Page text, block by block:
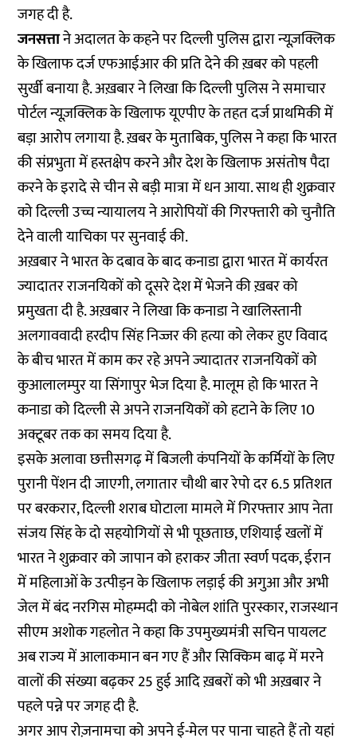
जगह दी है.
जनसत्ताने अदालत के कहने पर दिल्ली पुलिस द्वारा न्यूज़क्लिक
के खिलाफ दर्ज एफआईआर की प्रति देने की ख़बर को पहली
सुर्खी बनाया है. अख़बार ने लिखा कि दिल्ली पुलिस ने समाचार
पोर्टल न्यूज़क्लिक के खिलाफ यूएपीए के तहत दर्ज प्राथमिकी में
बड़ा आरोप लगाया है. ख़बर के मुताबिक, पुलिस ने कहा कि भारत
की संप्रभुता में हस्तक्षेप करने और देश के खिलाफ असंतोष पैदा
करने के इरादे से चीन से बड़ी मात्रा में धन आया. साथ ही शुक्रवार
को दिल्ली उच्च न्यायालय ने आरोपियों की गिरफ्तारी को चुनौति
देने वाली याचिका पर सुनवाई की.
अख़बार ने भारत के दबाव के बाद कनाडा द्वारा भारत में कार्यरत
ज्यादातर राजनयिकों को दूसरे देश में भेजने की ख़बर को
प्रमुखता दी है. अख़बार ने लिखा कि कनाडा ने खालिस्तानी
अलगाववादी हरदीप सिंह निज्जर की हत्या को लेकर हुए विवाद
के बीच भारत में काम कर रहे अपने ज्यादातर राजनयिकों को
कुआलालम्पुर या सिंगापुर भेज दिया है. मालूम हो कि भारत ने
कनाडा को दिल्ली से अपने राजनयिकों को हटाने के लिए 10
अक्टूबर तक का समय दिया है.
इसके अलावा छत्तीसगढ़ में बिजली कंपनियों के कर्मियों के लिए
पुरानी पेंशन दी जाएगी, लगातार चौथी बार रेपो दर 6.5 प्रतिशत
पर बरकरार, दिल्ली शराब घोटाला मामले में गिरफ्तार आप नेता
संजय सिंह के दो सहयोगियों से भी पूछताछ, एशियाई खलों में
भारत ने शुक्रवार को जापान को हराकर जीता स्वर्ण पदक, ईरान
में महिलाओं के उत्पीड़न के खिलाफ लड़ाई की अगुआ और अभी
जेल में बंद नरगिस मोहम्मदी को नोबेल शांति पुरस्कार, राजस्थान
सीएम अशोक गहलोत ने कहा कि उपमुख्यमंत्री सचिन पायलट
अब राज्य में आलाकमान बन गए हैं और सिक्किम बाढ़ में मरने
वालों की संख्या बढ़कर 25 हुई आदि ख़बरों को भी अख़बार ने
पहले पन्ने पर जगह दी है.
अगर आप रोज़नामचा को अपने ई-मेल पर पाना चाहते हैं तोयहां